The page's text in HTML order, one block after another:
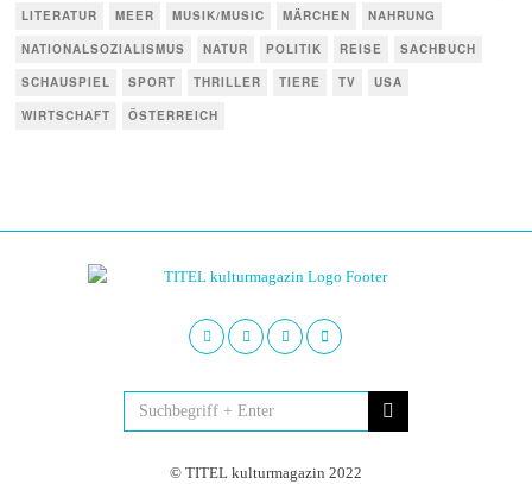
LITERATUR
MEER MUSIK/MUSIC MÄRCHEN
NAHRUNG
NATIONALSOZIALISMUS
NATUR POLITIK REISE
SACHBUCH
SCHAUSPIEL
SPORT THRILLER TIERE TV
USA
WIRTSCHAFT
ÖSTERREICH
© TITEL kulturmagazin 2022